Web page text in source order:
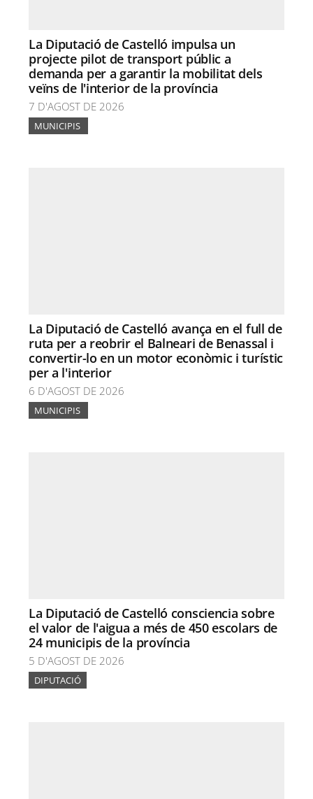
La Diputació de Castelló impulsa un
projecte pilot de transport públic a
demanda per a garantir la mobilitat dels
veïns de l'interior de la província
7 D'AGOST DE 2026
MUNICIPIS
La Diputació de Castelló avança en el full de
ruta per a reobrir el Balneari de Benassal i
convertir-lo en un motor econòmic i turístic
per a l'interior
6 D'AGOST DE 2026
MUNICIPIS
La Diputació de Castelló consciencia sobre
el valor de l'aigua a més de 450 escolars de
24 municipis de la província
5 D'AGOST DE 2026
DIPUTACIÓ